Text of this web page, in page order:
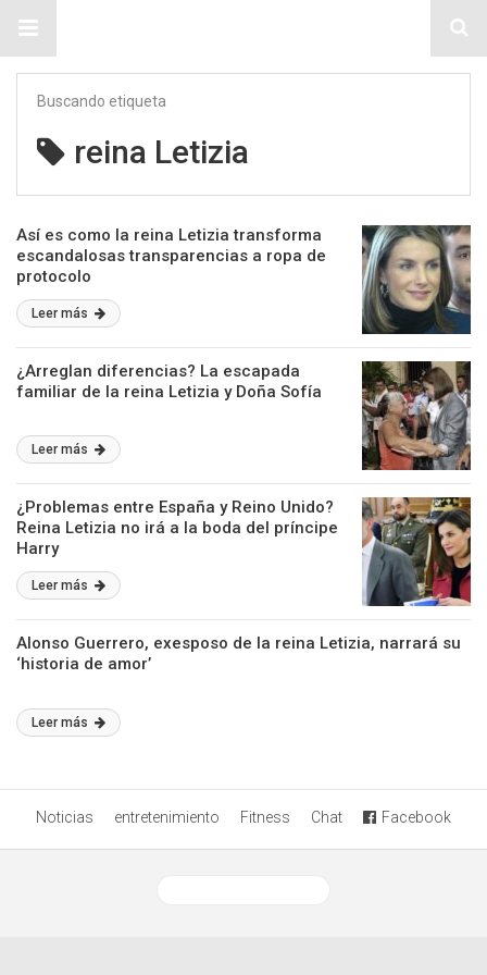
Buscando etiqueta
reina Letizia
Así es como la reina Letizia transforma
escandalosas transparencias a ropa de
protocolo
Leer más
¿Arreglan diferencias? La escapada
familiar de la reina Letizia y Doña Sofía
Leer más
¿Problemas entre España y Reino Unido?
Reina Letizia no irá a la boda del príncipe
Harry
Leer más
Alonso Guerrero, exesposo de la reina Letizia, narrará su
‘historia de amor’
Leer más
Noticias entretenimiento Fitness Chat Facebook